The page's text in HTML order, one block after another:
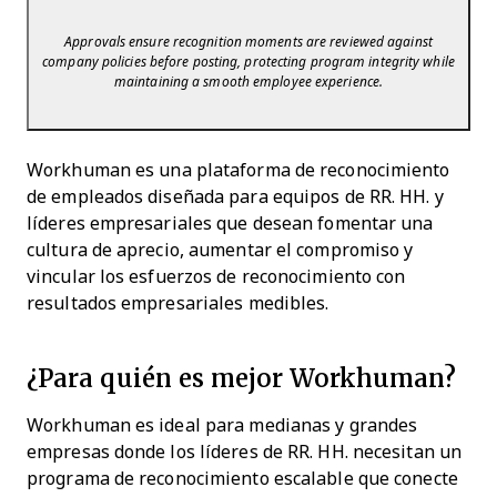
Approvals ensure recognition moments are reviewed against
company policies before posting, protecting program integrity while
maintaining a smooth employee experience.
Workhuman es una plataforma de reconocimiento
de empleados diseñada para equipos de RR. HH. y
líderes empresariales que desean fomentar una
cultura de aprecio, aumentar el compromiso y
vincular los esfuerzos de reconocimiento con
resultados empresariales medibles.
¿Para quién es mejor Workhuman?
Workhuman es ideal para medianas y grandes
empresas donde los líderes de RR. HH. necesitan un
programa de reconocimiento escalable que conecte